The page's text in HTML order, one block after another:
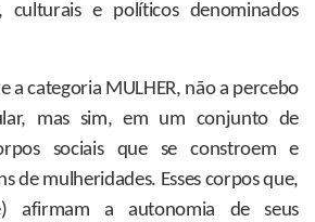
culturais e políticos denominados
a categoria MULHER, não a percebo
mas sim, em um conjunto de
sociais que se constroem e
de mulheridades. Esses corpos que,
afirmam a autonomia de seus